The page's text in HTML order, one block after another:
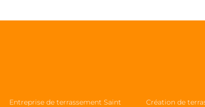
Entreprise de terrassement Saint
Création de